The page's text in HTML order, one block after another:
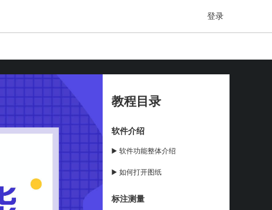
登录
教程目录
软件介绍
▶️ 软件功能整体介绍
▶️ 如何打开图纸
标注测量